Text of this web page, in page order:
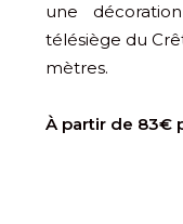
une
télésiège du
mètres.
À partir de 83€